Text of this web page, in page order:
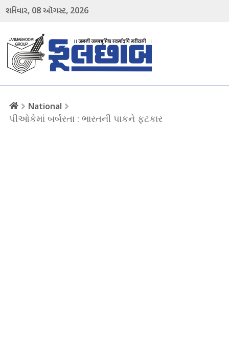
શનિવાર, 08ઑગસ્ટ, 2026
National
પીઓકેમાં બર્બરતા : ભારતની પાકને ફટકાર